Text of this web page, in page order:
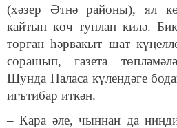
(хәзер Әтнә районы), ял
кайтып көч туплап килә.
торган һәрвакыт шат
сорашып, газета
Шунда Наласа күлендәге
игътибар иткән.
– Кара әле, чыннан да